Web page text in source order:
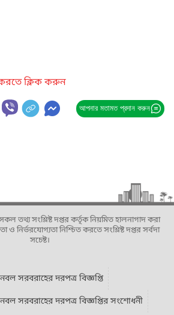
ক্লিক করুন
আপনার মতামত প্রদান করুন
তথ্য সংশ্লিষ্ট দপ্তর কর্তৃক নিয়মিত হালনাগাদ করা
ও নির্ভরযোগ্যতা নিশ্চিত করতে সংশ্লিষ্ট দপ্তর সর্বদা
সচেষ্ট।
সরবরাহের দরপত্র বিজ্ঞপ্তি
সরবরাহের দরপত্র বিজ্ঞপ্তির সংশোধনী